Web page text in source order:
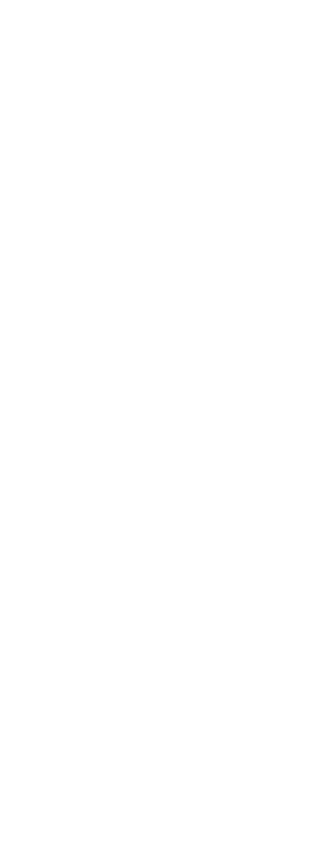
相続順位と除外される場合